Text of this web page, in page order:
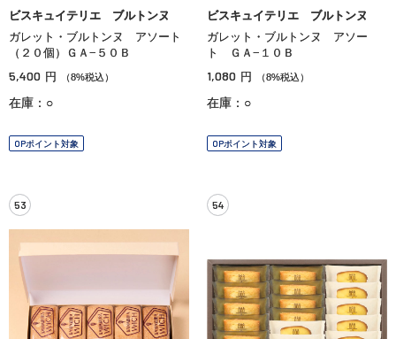
ビスキュイテリエ ブルトンヌ
ガレット・ブルトンヌ アソート
（２０個）ＧＡ−５０Ｂ
5,400 円 （8%税込）
在庫：○
OPポイント対象
ビスキュイテリエ ブルトンヌ
ガレット・ブルトンヌ アソー
ト ＧＡ−１０Ｂ
1,080 円 （8%税込）
在庫：○
OPポイント対象
53 54